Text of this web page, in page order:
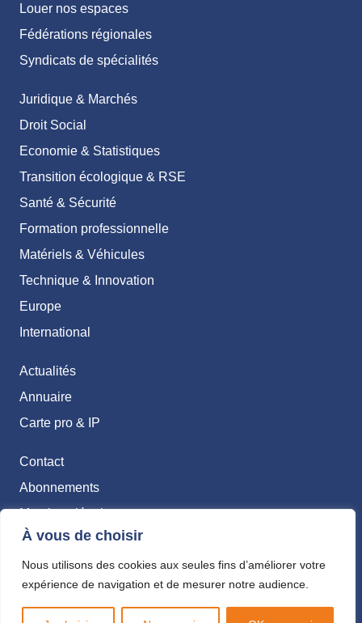
À vous de choisir
Nous utilisons des cookies aux seules fins d’améliorer votre
expérience de navigation et de mesurer notre audience.
Louer nos espaces
Fédérations régionales
Syndicats de spécialités
Juridique & Marchés
Droit Social
Economie & Statistiques
Transition écologique & RSE
Santé & Sécurité
Formation professionnelle
Matériels & Véhicules
Technique & Innovation
Europe
International
Actualités
Annuaire
Carte pro & IP
Contact
Abonnements
Mentions légales
Politique de confidentialité